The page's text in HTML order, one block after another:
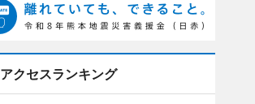
アクセスランキング